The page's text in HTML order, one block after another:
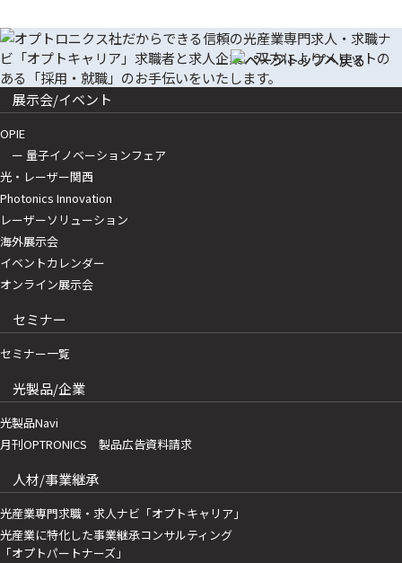
展示会/イベント
OPIE
ー 量子イノベーションフェア
光・レーザー関西
Photonics Innovation
レーザーソリューション
海外展示会
イベントカレンダー
オンライン展示会
セミナー
セミナー一覧
光製品/企業
光製品Navi
月刊OPTRONICS 製品広告資料請求
人材/事業継承
光産業専門求職・求人ナビ「オプトキャリア」
光産業に特化した事業継承コンサルティング
「オプトパートナーズ」